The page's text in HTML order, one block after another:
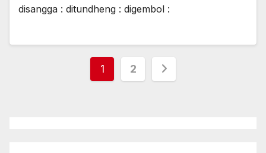
disangga : ditundheng : digembol :
Paginasi
1 2